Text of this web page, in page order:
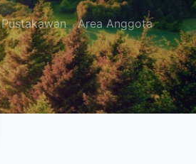
Pustakawan Area Anggota